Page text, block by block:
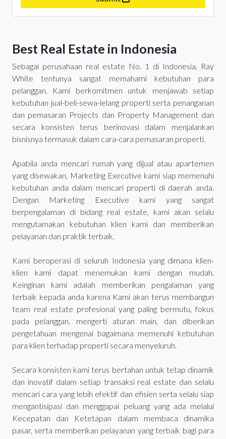
Best Real Estate in Indonesia
Sebagai perusahaan real estate No. 1 di Indonesia, Ray
White tentunya sangat memahami kebutuhan para
pelanggan. Kami berkomitmen untuk menjawab setiap
kebutuhan jual-beli-sewa-lelang properti serta penanganan
dan pemasaran Projects dan Property Management dan
secara konsisten terus berinovasi dalam menjalankan
bisnisnya termasuk dalam cara-cara pemasaran properti.
Apabila anda mencari rumah yang dijual atau apartemen
yang disewakan, Marketing Executive kami siap memenuhi
kebutuhan anda dalam mencari properti di daerah anda.
Dengan Marketing Executive kami yang sangat
berpengalaman di bidang real estate, kami akan selalu
mengutamakan kebutuhan klien kami dan memberikan
pelayanan dan praktik terbaik.
Kami beroperasi di seluruh Indonesia yang dimana klien-
klien kami dapat menemukan kami dengan mudah.
Keinginan kami adalah memberikan pengalaman yang
terbaik kepada anda karena Kami akan terus membangun
team real estate profesional yang paling bermutu, fokus
pada pelanggan, mengerti aturan main, dan diberikan
pengetahuan mengenai bagaimana memenuhi kebutuhan
para klien terhadap properti secara menyeluruh.
Secara konsisten kami terus bertahan untuk tetap dinamik
dan inovatif dalam setiap transaksi real estate dan selalu
mencari cara yang lebih efektif dan efisien serta selalu siap
mengantisipasi dan menggapai peluang yang ada melalui
Kecepatan dan Ketetapan dalam membaca dinamika
pasar, serta memberikan pelayanan yang terbaik bagi para